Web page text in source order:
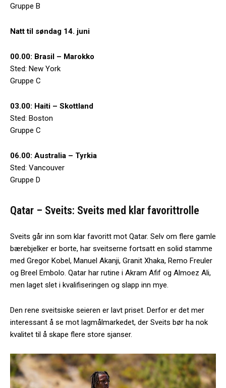
Gruppe B
Natt til søndag 14. juni
00.00: Brasil – Marokko
Sted: New York
Gruppe C
03.00: Haiti – Skottland
Sted: Boston
Gruppe C
06.00: Australia – Tyrkia
Sted: Vancouver
Gruppe D
Qatar – Sveits: Sveits med klar favorittrolle
Sveits går inn som klar favoritt mot Qatar. Selv om flere gamle
bærebjelker er borte, har sveitserne fortsatt en solid stamme
med Gregor Kobel, Manuel Akanji, Granit Xhaka, Remo Freuler
og Breel Embolo. Qatar har rutine i Akram Afif og Almoez Ali,
men laget slet i kvalifiseringen og slapp inn mye.
Den rene sveitsiske seieren er lavt priset. Derfor er det mer
interessant å se mot lagmålmarkedet, der Sveits bør ha nok
kvalitet til å skape flere store sjanser.